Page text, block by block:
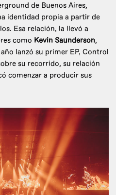
de Buenos Aires,
identidad propia a partir de
Esa relación, la llevó a
como Kevin Saunderson,
lanzó su primer EP, Control
su recorrido, su relación
comenzar a producir sus